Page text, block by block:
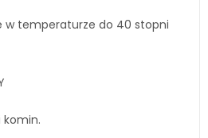
w temperaturze do 40 stopni
komin.